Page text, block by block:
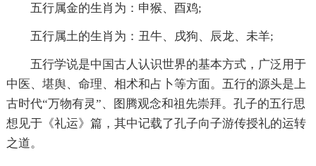
五行属金的生肖为：申猴、酉鸡;
五行属土的生肖为：丑牛、戌狗、辰龙、未羊;
五行学说是中国古人认识世界的基本方式，广泛用于
中医、堪舆、命理、相术和占卜等方面。五行的源头是上
古时代“万物有灵”、图腾观念和祖先崇拜。孔子的五行思
想见于《礼运》篇，其中记载了孔子向子游传授礼的运转
之道。